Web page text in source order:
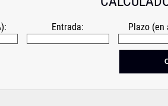
Entrada: Plazo (en